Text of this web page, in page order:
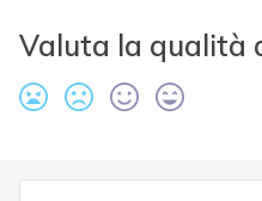
Valuta la qualità